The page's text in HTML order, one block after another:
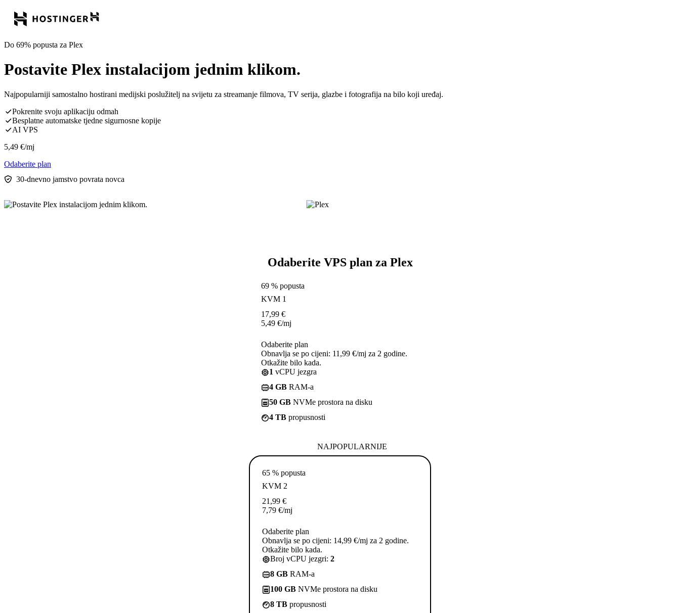
Do 69% popusta za Plex
Postavite Plex instalacijom jednim klikom.
Najpopularniji samostalno hostirani medijski poslužitelj na svijetu za streamanje filmova, TV serija, glazbe i fotografija na bilo koji uređaj.
Pokrenite svoju aplikaciju odmah
Besplatne automatske tjedne sigurnosne kopije
AI VPS
5,49 €/mj
Odaberite plan
30-dnevno jamstvo povrata novca
Odaberite VPS plan za Plex
69 % popusta
KVM 1
17,99 €
5,49 €/mj
Odaberite plan
Obnavlja se po cijeni: 11,99 €/mj za 2 godine.
Otkažite bilo kada.
1 vCPU jezgra
4 GB RAM-a
50 GB NVMe prostora na disku
4 TB propusnosti
NAJPOPULARNIJE
65 % popusta
KVM 2
21,99 €
7,79 €/mj
Odaberite plan
Obnavlja se po cijeni: 14,99 €/mj za 2 godine.
Otkažite bilo kada.
Broj vCPU jezgri: 2
8 GB RAM-a
100 GB NVMe prostora na disku
8 TB propusnosti